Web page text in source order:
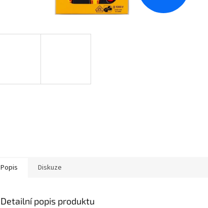
Popis Diskuze
Detailní popis produktu